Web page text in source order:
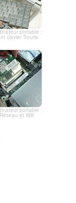
portable :
clavier Souris
portable :
et Wifi